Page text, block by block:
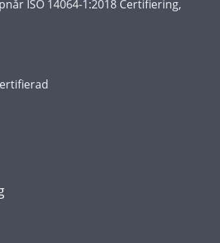
ISO 14064-1:2018 Certifiering,